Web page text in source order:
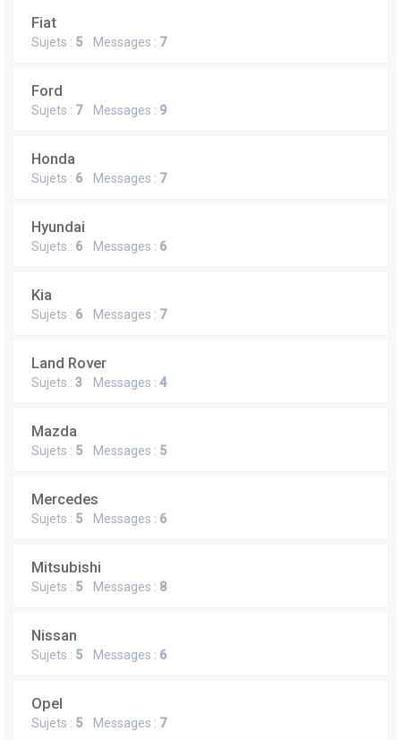
Fiat
Sujets : 5 Messages : 7
Ford
Sujets : 7Messages : 9
Honda
Sujets : 6 Messages : 7
Hyundai
Sujets : 6 Messages : 6
Kia
Sujets : 6 Messages : 7
Land Rover
Sujets : 3 Messages : 4
Mazda
Sujets : 5 Messages : 5
Mercedes
Sujets : 5 Messages : 6
Mitsubishi
Sujets : 5 Messages : 8
Nissan
Sujets : 5 Messages : 6
Opel
Sujets : 5 Messages : 7